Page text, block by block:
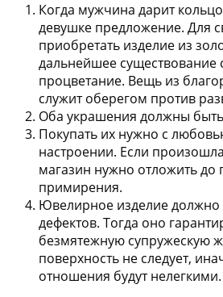
Когда мужчина дарит
девушке предложение. Для
приобретать изделие из
дальнейшее существование
процветание. Вещь из
служит оберегом против
Оба украшения должны
Покупать их нужно с
настроении. Если
магазин нужно отложить до
примирения.
Ювелирное изделие должно
дефектов. Тогда оно
безмятежную супружескую
поверхность не следует,
отношения будут нелегкими.